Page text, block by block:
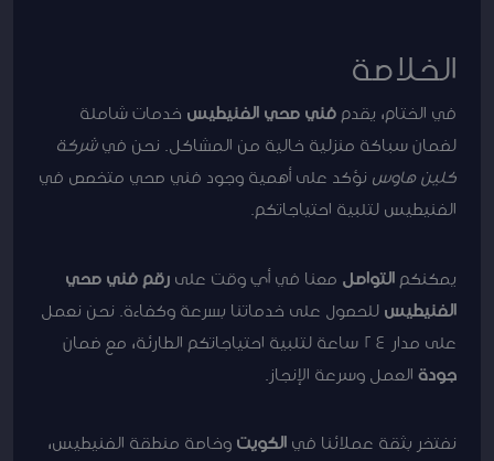
الخلاصة
في الختام، يقدم فني صحي الفنيطيس خدمات شاملة
لضمان سباكة منزلية خالية من المشاكل. نحن فيشركة
كلين هاوس نؤكد على أهمية وجود فني صحي متخصص في
الفنيطيس لتلبية احتياجاتكم.
يمكنكم التواصل معنا في أي وقت على رقم فني صحي
الفنيطيس للحصول على خدماتنا بسرعة وكفاءة. نحن نعمل
على مدار 24 ساعة لتلبية احتياجاتكم الطارئة، مع ضمان
جودةالعمل وسرعة الإنجاز.
نفتخر بثقة عملائنا في الكويت وخاصة منطقة الفنيطيس،